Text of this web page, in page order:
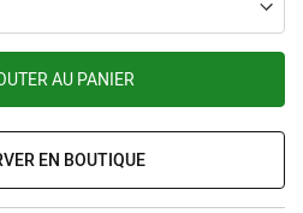
AU PANIER
EN BOUTIQUE